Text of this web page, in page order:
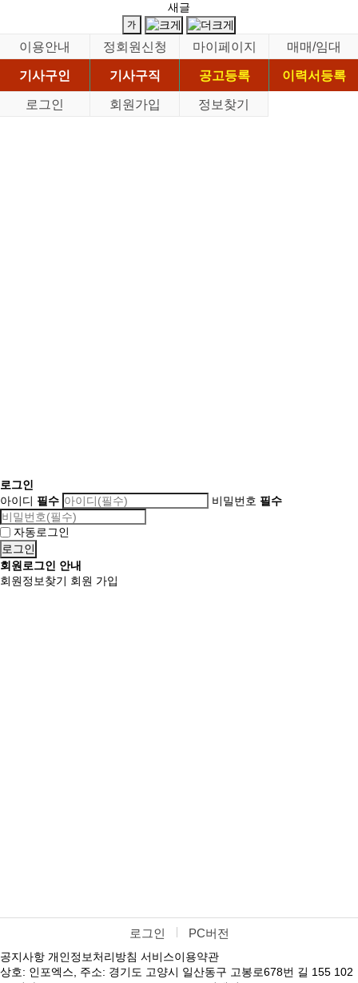
새글
이용안내 정회원신청 마이페이지
매매/임대
기사구인
기사구직 공고등록
이력서등록
로그인
회원가입 정보찾기
로그인
아이디 필수 비밀번호 필수
자동로그인
회원로그인 안내
회원정보찾기 회원 가입
로그인 PC버전
공지사항 개인정보처리방침 서비스이용약관
상호: 인포엑스, 주소: 경기도 고양시 일산동구 고봉로678번 길 155 102